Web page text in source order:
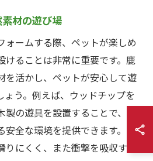
材の遊び場
ォームする際、ペットが楽しめ
けることは非常に重要です。鹿
を活かし、ペットが安心して遊
ょう。例えば、ウッドチップを
の遊具を設置することで、ペ
安全な環境を提供できます。ウ
りにくく、また衝撃を吸収する